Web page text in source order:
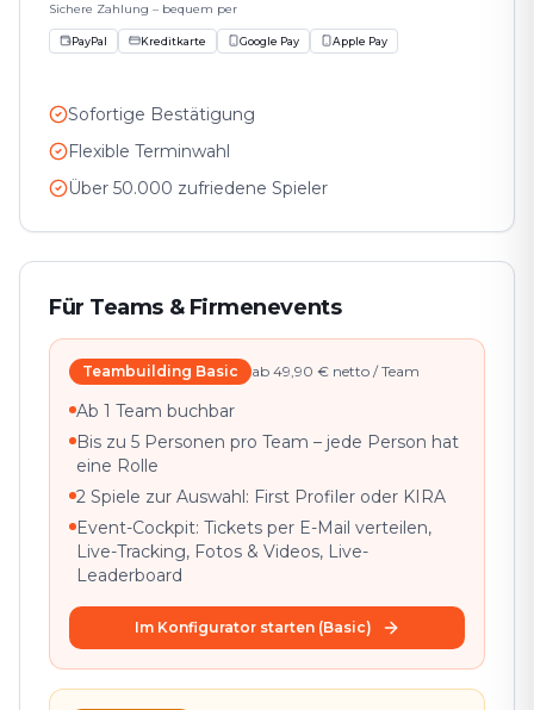
Sichere Zahlung – bequem per
PayPal Kreditkarte Google Pay Apple Pay
Sofortige Bestätigung
Flexible Terminwahl
Über 50.000 zufriedene Spieler
Für Teams & Firmenevents
Teambuilding Basic ab 49,90 € netto / Team
Ab 1 Team buchbar
Bis zu 5 Personen pro Team – jede Person hat
eine Rolle
2 Spiele zur Auswahl: First Profiler oder KIRA
Event-Cockpit: Tickets per E-Mail verteilen,
Live-Tracking, Fotos & Videos, Live-
Leaderboard
Im Konfigurator starten (Basic)